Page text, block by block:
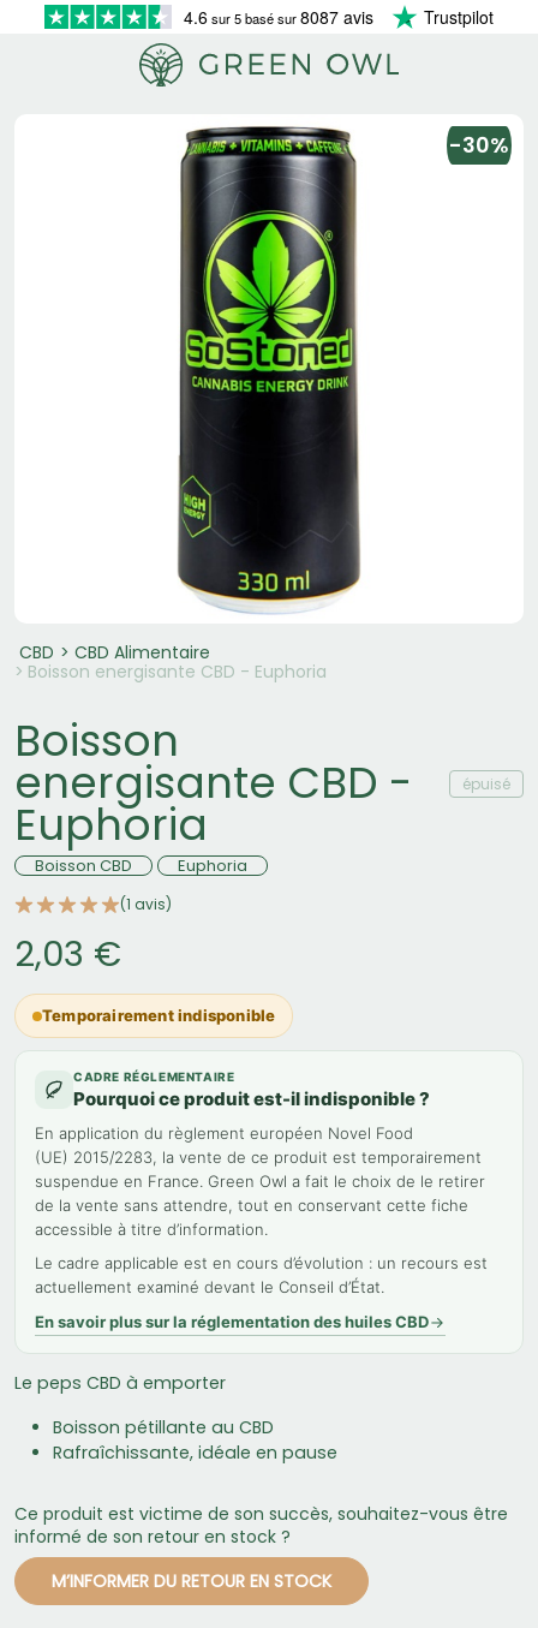
4.6sur 5 basé sur8087 avis Trustpilot
-30%
CBD
CBD Alimentaire
Boisson energisante CBD - Euphoria
Boisson
energisante CBD -
Euphoria
épuisé
Boisson CBD Euphoria
(1 avis)
2,03 €
Temporairement indisponible
CADRE RÉGLEMENTAIRE
Pourquoi ce produit est-il indisponible ?
En application du règlement européen Novel Food
(UE) 2015/2283, la vente de ce produit est temporairement
suspendue en France. Green Owl a fait le choix de le retirer
de la vente sans attendre, tout en conservant cette fiche
accessible à titre d’information.
Le cadre applicable est en cours d’évolution : un recours est
actuellement examiné devant le Conseil d’État.
En savoir plus sur la réglementation des huiles CBD
Le peps CBD à emporter
Boisson pétillante au CBD
Rafraîchissante, idéale en pause
Ce produit est victime de son succès, souhaitez-vous être
informé de son retour en stock ?
M’INFORMER DU RETOUR EN STOCK